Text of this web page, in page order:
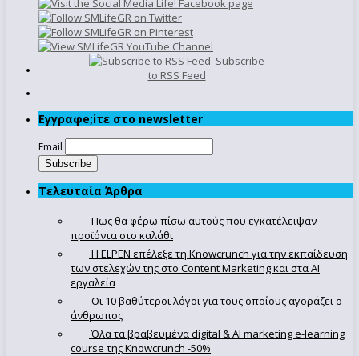
Subscribe
to RSS Feed
Εγγραφe;iτε στο newsletter
Email
Τελευταία Άρθρα
Πως θα φέρω πίσω αυτούς που εγκατέλειψαν
προϊόντα στο καλάθι
Η ELPEN επέλεξε τη Knowcrunch για την εκπαίδευση
των στελεχών της στο Content Marketing και στα AI
εργαλεία
Οι 10 βαθύτεροι λόγοι για τους οποίους αγοράζει ο
άνθρωπος
Όλα τα βραβευμένα digital & AI marketing e-learning
course της Knowcrunch -50%